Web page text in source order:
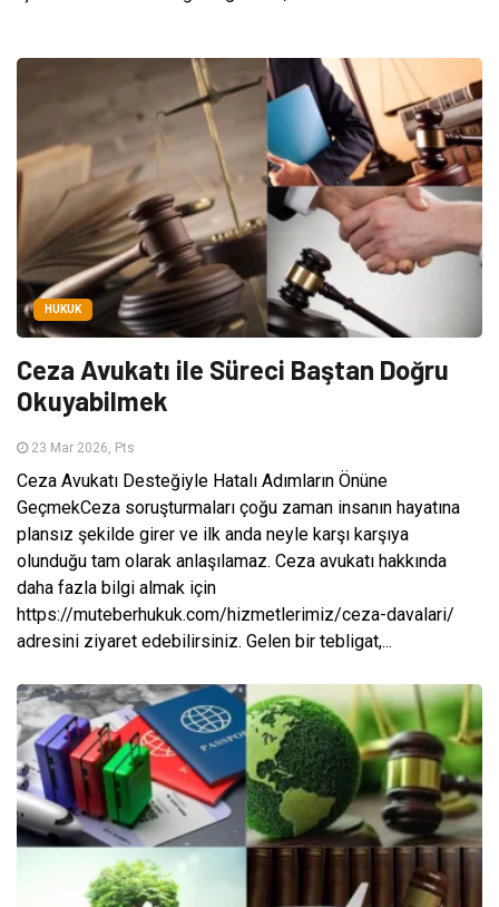
HUKUK
Ceza Avukatı ile Süreci Baştan Doğru
Okuyabilmek
23 Mar 2026, Pts
Ceza Avukatı Desteğiyle Hatalı Adımların Önüne
GeçmekCeza soruşturmaları çoğu zaman insanın hayatına
plansız şekilde girer ve ilk anda neyle karşı karşıya
olunduğu tam olarak anlaşılamaz. Ceza avukatı hakkında
daha fazla bilgi almak için
https://muteberhukuk.com/hizmetlerimiz/ceza-davalari/
adresini ziyaret edebilirsiniz. Gelen bir tebligat,...